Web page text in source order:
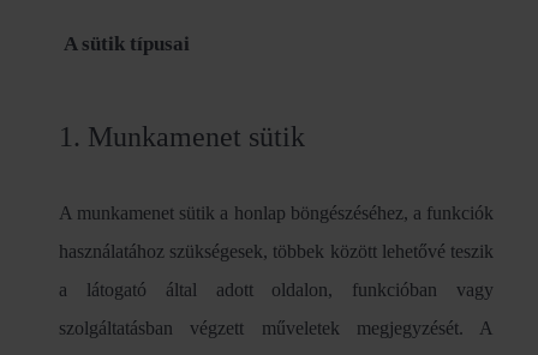
A sütik típusai
1. Munkamenet sütik
A munkamenet sütik a honlap böngészéséhez, a funkciók
használatához szükségesek, többek között lehetővé teszik
a látogató által adott oldalon, funkcióban vagy
szolgáltatásban végzett műveletek megjegyzését. A